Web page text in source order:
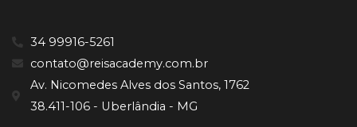
34 99916-5261
contato@reisacademy.com.br
Av. Nicomedes Alves dos Santos, 1762
38.411-106 - Uberlândia - MG